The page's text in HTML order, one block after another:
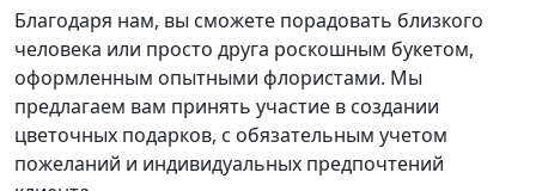
Благодаря нам, вы сможете порадовать близкого
человека или просто друга роскошным букетом,
оформленным опытными флористами. Мы
предлагаем вам принять участие в создании
цветочных подарков, с обязательным учетом
пожеланий и индивидуальных предпочтений